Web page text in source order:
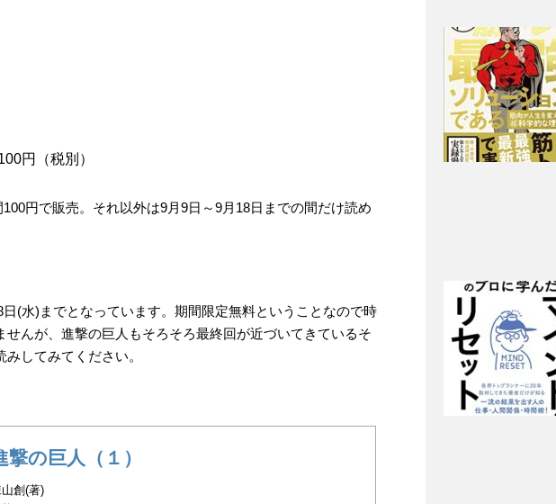
円（税別）
円で販売。それ以外は9月9日～9月18日までの間だけ読め
(水)までとなっています。期間限定無料ということなので時
せんが、進撃の巨人もそろそろ最終回が近づいてきているそ
してみてください。
撃の巨人（１）
創(著)